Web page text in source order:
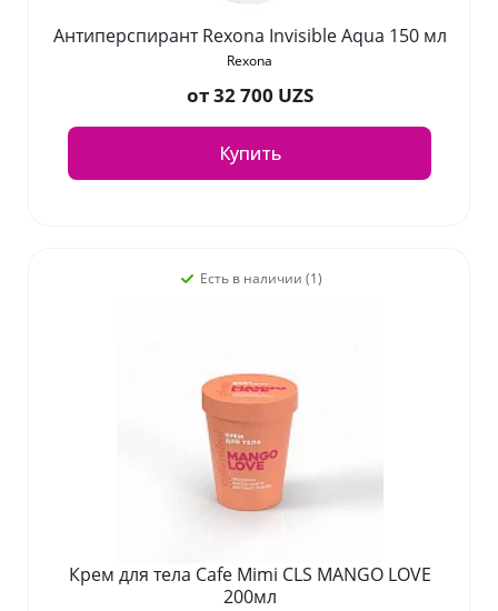
Антиперспирант Rexona Invisible Aqua 150 мл
Rexona
от32 700 UZS
Купить
Есть в наличии (1)
Крем для тела Cafe Mimi CLS MANGO LOVE
200мл